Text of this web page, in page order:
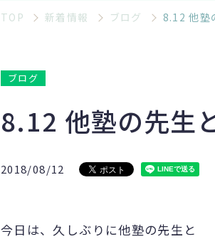
TOP 新着情報 ブログ 8.12 他塾
ブログ
8.12 他塾の先生
2018/08/12
今日は、久しぶりに他塾の先生と